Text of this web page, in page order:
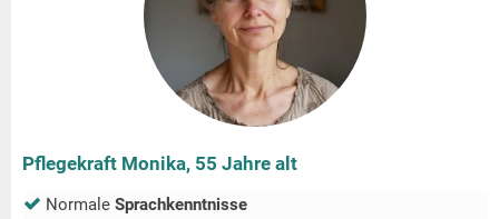
Pflegekraft Monika, 55 Jahre alt
Normale Sprachkenntnisse